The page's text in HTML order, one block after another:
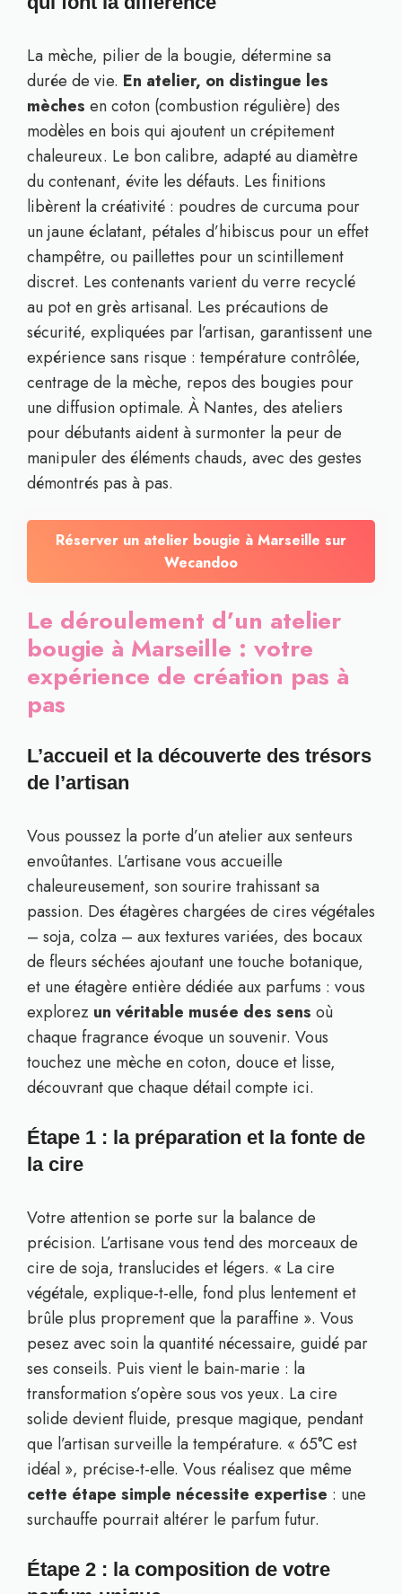
La mèche, pilier de la bougie, détermine sa
durée de vie. En atelier, on distingue les
mèches en coton (combustion régulière) des
modèles en bois qui ajoutent un crépitement
chaleureux. Le bon calibre, adapté au diamètre
du contenant, évite les défauts. Les finitions
libèrent la créativité : poudres de curcuma pour
un jaune éclatant, pétales d’hibiscus pour un effet
champêtre, ou paillettes pour un scintillement
discret. Les contenants varient du verre recyclé
au pot en grès artisanal. Les précautions de
sécurité, expliquées par l’artisan, garantissent une
expérience sans risque : température contrôlée,
centrage de la mèche, repos des bougies pour
une diffusion optimale. À Nantes, des ateliers
pour débutants aident à surmonter la peur de
manipuler des éléments chauds, avec des gestes
démontrés pas à pas.
Réserver un atelier bougie à Marseille sur
Wecandoo
Le déroulement d’un atelier
bougie à Marseille : votre
expérience de création pas à
pas
L’accueil et la découverte des trésors
de l’artisan
Vous poussez la porte d’un atelier aux senteurs
envoûtantes. L’artisane vous accueille
chaleureusement, son sourire trahissant sa
passion. Des étagères chargées de cires végétales
– soja, colza – aux textures variées, des bocaux
de fleurs séchées ajoutant une touche botanique,
et une étagère entière dédiée aux parfums : vous
explorez un véritable musée des sens où
chaque fragrance évoque un souvenir. Vous
touchez une mèche en coton, douce et lisse,
découvrant que chaque détail compte ici.
Étape 1 : la préparation et la fonte de
la cire
Votre attention se porte sur la balance de
précision. L’artisane vous tend des morceaux de
cire de soja, translucides et légers. « La cire
végétale, explique-t-elle, fond plus lentement et
brûle plus proprement que la paraffine ». Vous
pesez avec soin la quantité nécessaire, guidé par
ses conseils. Puis vient le bain-marie : la
transformation s’opère sous vos yeux. La cire
solide devient fluide, presque magique, pendant
que l’artisan surveille la température. « 65°C est
idéal », précise-t-elle. Vous réalisez que même
cette étape simple nécessite expertise : une
surchauffe pourrait altérer le parfum futur.
Étape 2 : la composition de votre